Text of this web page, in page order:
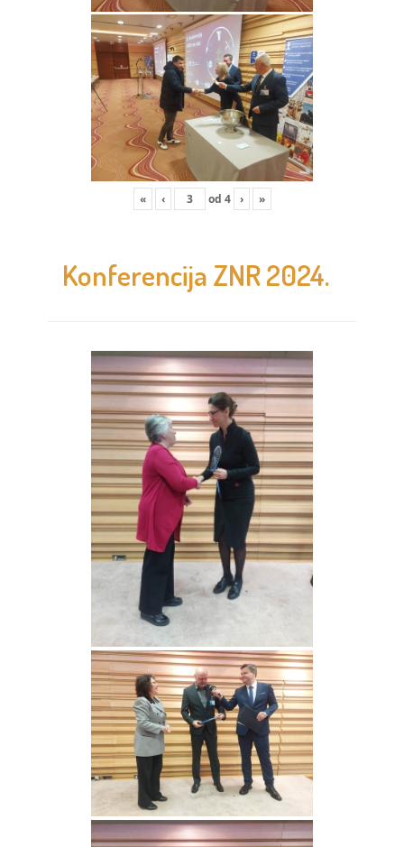
« ‹ od 4 › »
Konferencija ZNR 2024.